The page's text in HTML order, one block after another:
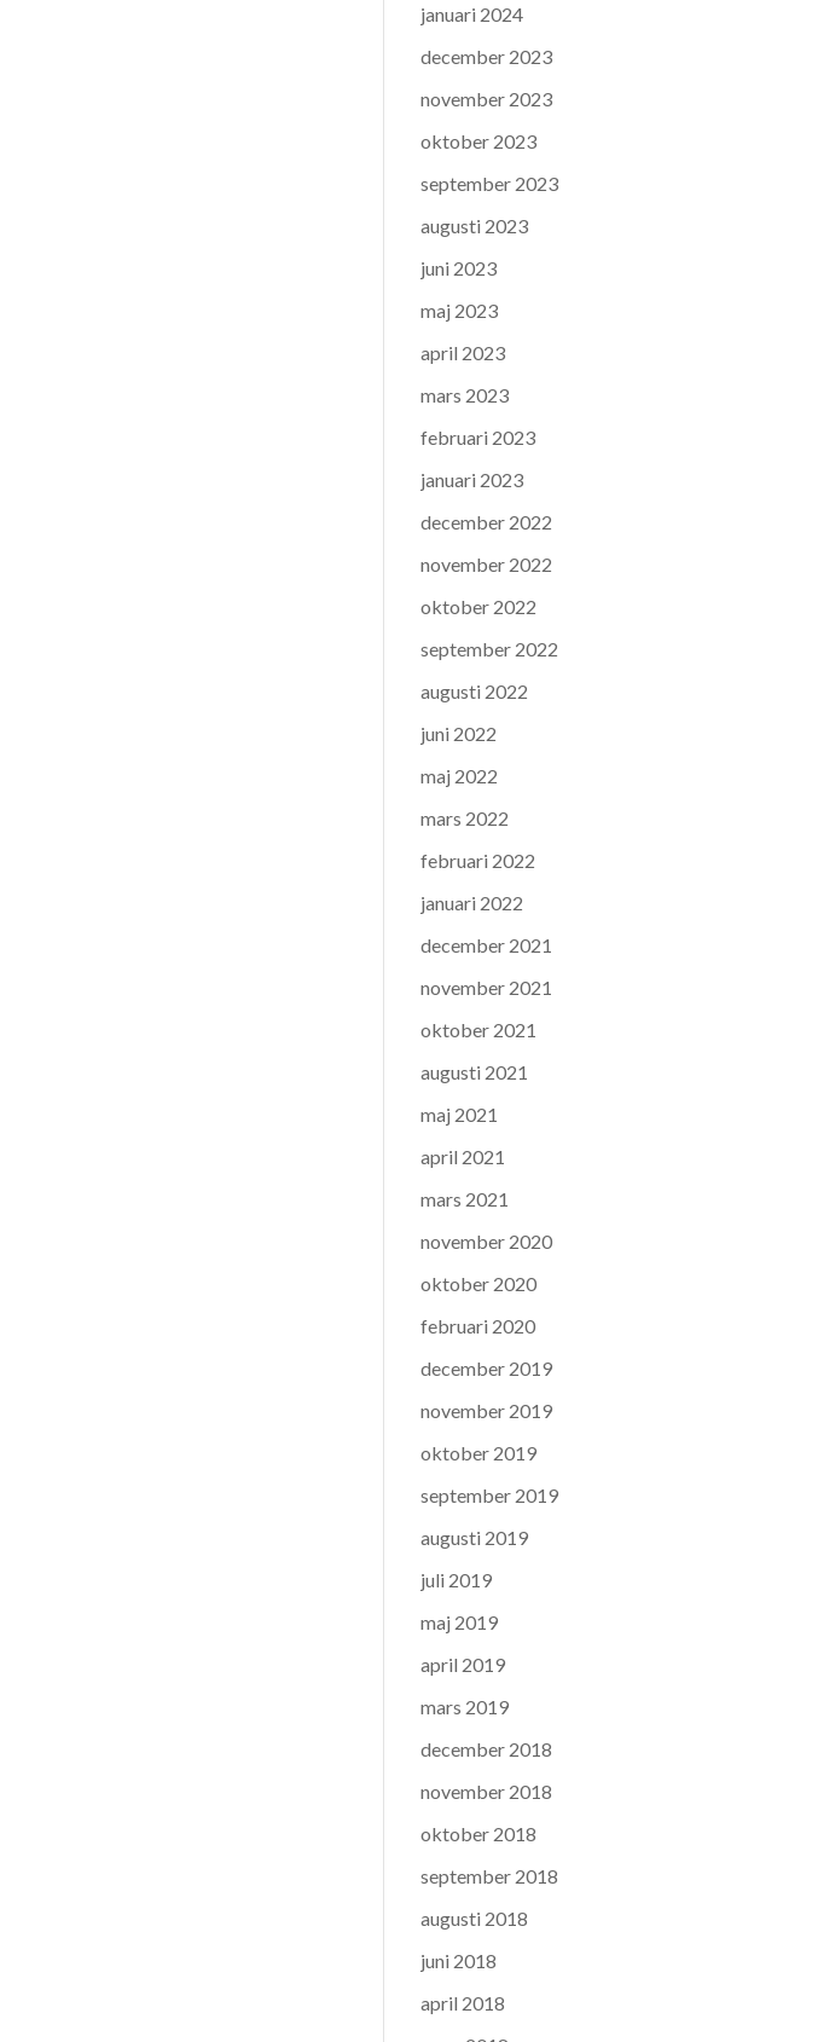
januari 2024
december 2023
november 2023
oktober 2023
september 2023
augusti 2023
juni 2023
maj 2023
april 2023
mars 2023
februari 2023
januari 2023
december 2022
november 2022
oktober 2022
september 2022
augusti 2022
juni 2022
maj 2022
mars 2022
februari 2022
januari 2022
december 2021
november 2021
oktober 2021
augusti 2021
maj 2021
april 2021
mars 2021
november 2020
oktober 2020
februari 2020
december 2019
november 2019
oktober 2019
september 2019
augusti 2019
juli 2019
maj 2019
april 2019
mars 2019
december 2018
november 2018
oktober 2018
september 2018
augusti 2018
juni 2018
april 2018